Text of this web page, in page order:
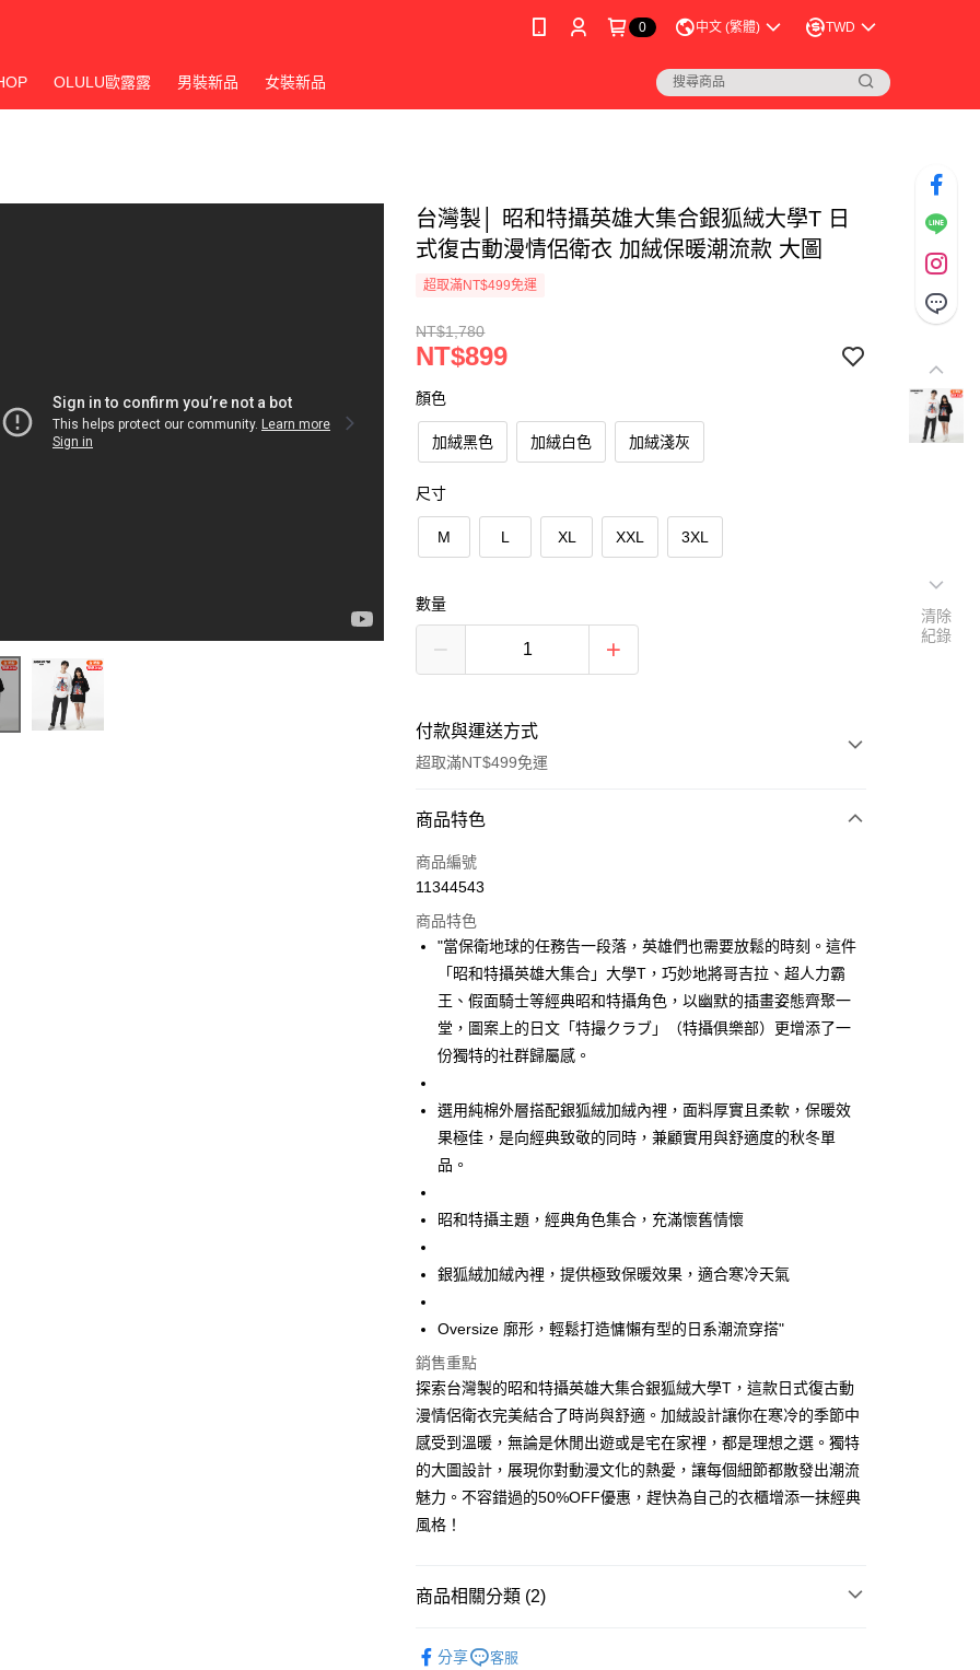
0 中文 (繁體) TWD
OLULU歐露露 男裝新品 女裝新品
台灣製│ 昭和特攝英雄大集合銀狐絨大學T 日
式復古動漫情侶衛衣 加絨保暖潮流款 大圖
超取滿NT$499免運
NT$1,780
NT$899
顏色
加絨黑色 加絨白色 加絨淺灰
尺寸
M L XL XXL 3XL
數量
付款與運送方式
超取滿NT$499免運
付款方式
信用卡一次付款
LINE Pay
Apple Pay
街口支付
悠遊付
Google Pay
全盈+PAY
【關於「AFTEE先享後付」】
AFTEE先享後付是「在收到商品之後才付款」的支付方式。 讓您購物簡單
便利好安心！
２．便利：只要手機號碼，簡訊認證，即可結帳。
３．安心：先確認商品／服務後，再付款。
【「AFTEE先享後付」結帳流程】
１．於結帳方式選擇「AFTEE先享後付」後，將跳轉至「AFTEE先享後
付」結帳頁面，進行簡訊認證並確認金額後，即可完成結帳。
２．訂單成立數日內，您將收到繳費通知簡訊。
３．收到繳費通知簡訊後14天內，點擊此簡訊中的連結，可透過四大超商
／ATM／網路銀行／等多元方式進行付款，方視為交易完成。
絡購買商品的店家。未經商家同意取消之訂單仍視為有效，需透過AFTEE
先享後付繳納相關費用。
付客戶支援中心」
交易，需依本服務之必要範圍內提供個人資料，並將交易相關給付款項請
ATM付款
全家取貨付款
每筆NT$45
付款 後全家取貨
7-11取貨付款
每筆NT$45，滿NT$499(含以上)免運費
每筆NT$45，滿NT$499(含以上)免運費
商品特色
商品編號
11344543
商品特色
"當保衛地球的任務告一段落，英雄們也需要放鬆的時刻。這件
「昭和特攝英雄大集合」大學T，巧妙地將哥吉拉、超人力霸
王、假面騎士等經典昭和特攝角色，以幽默的插畫姿態齊聚一
堂，圖案上的日文「特撮クラブ」（特攝俱樂部）更增添了一
份獨特的社群歸屬感。
選用純棉外層搭配銀狐絨加絨內裡，面料厚實且柔軟，保暖效
果極佳，是向經典致敬的同時，兼顧實用與舒適度的秋冬單
品。
昭和特攝主題，經典角色集合，充滿懷舊情懷
銀狐絨加絨內裡，提供極致保暖效果，適合寒冷天氣
Oversize 廓形，輕鬆打造慵懶有型的日系潮流穿搭"
銷售重點
探索台灣製的昭和特攝英雄大集合銀狐絨大學T，這款日式復古動
漫情侶衛衣完美結合了時尚與舒適。加絨設計讓你在寒冷的季節中
感受到溫暖，無論是休閒出遊或是宅在家裡，都是理想之選。獨特
的大圖設計，展現你對動漫文化的熱愛，讓每個細節都散發出潮流
魅力。不容錯過的50%OFF優惠，趕快為自己的衣櫃增添一抹經典
風格！
商品相關分類 (2)
分享 客服
清除
紀錄